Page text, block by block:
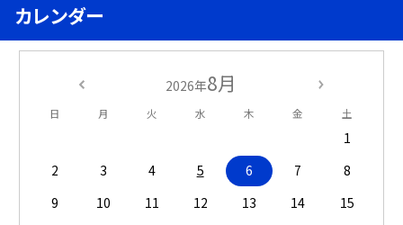
カレンダー
2026年8月
日 月 火 水 木 金 土
1
2
3 4 5 6 7
8
9
10 11 12 13 14
15